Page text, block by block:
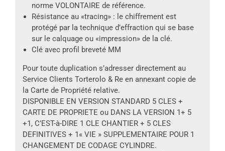
norme VOLONTAIRE de référence.
Résistance au «tracing» : le chiffrement est
protégé par la technique d’effraction qui se base
sur le calquage ou «impression» de la clé.
Clé avec profil breveté MM
Pour toute duplication s’adresser directement au
Service Clients Torterolo & Re en annexant copie de
la Carte de Propriété relative.
DISPONIBLE EN VERSION STANDARD 5 CLES +
CARTE DE PROPRIETE ou DANS LA VERSION 1+ 5
+1, C’EST-à-DIRE 1 CLE CHANTIER + 5 CLES
DEFINITIVES + 1« VIE » SUPPLEMENTAIRE POUR 1
CHANGEMENT DE CODAGE CYLINDRE.